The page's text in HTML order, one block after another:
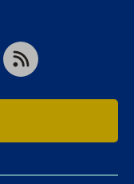
RSS